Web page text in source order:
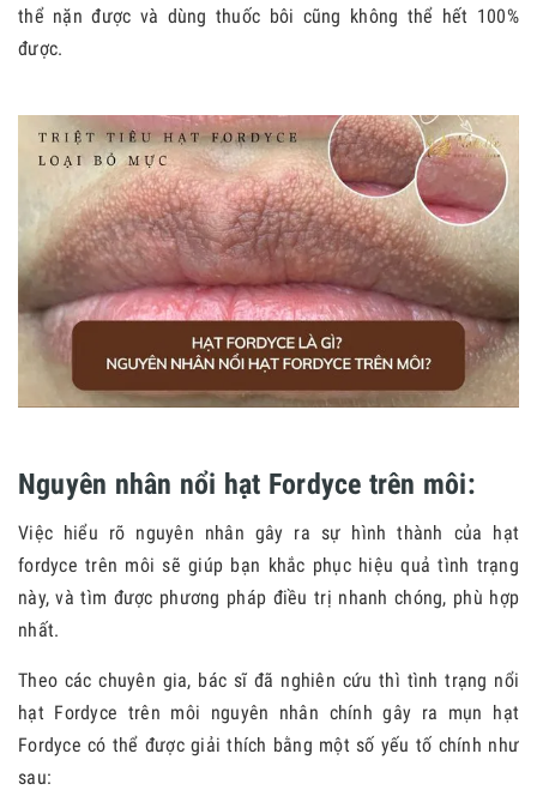
thể nặn được và dùng thuốc bôi cũng không thể hết 100%
được.
Nguyên nhân nổi hạt Fordyce trên môi:
Việc hiểu rõ nguyên nhân gây ra sự hình thành của hạt
fordyce trên môi sẽ giúp bạn khắc phục hiệu quả tình trạng
này, và tìm được phương pháp điều trị nhanh chóng, phù hợp
nhất.
Theo các chuyên gia, bác sĩ đã nghiên cứu thì tình trạng nổi
hạt Fordyce trên môi nguyên nhân chính gây ra mụn hạt
Fordyce có thể được giải thích bằng một số yếu tố chính như
sau: